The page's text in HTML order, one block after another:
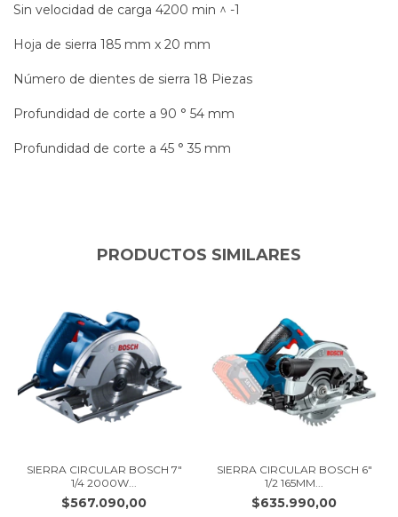
Sin velocidad de carga 4200 min ^ -1
Hoja de sierra 185 mm x 20 mm
Número de dientes de sierra 18 Piezas
Profundidad de corte a 90 ° 54 mm
Profundidad de corte a 45 ° 35 mm
PRODUCTOS SIMILARES
SIERRA CIRCULAR BOSCH 7"
1/4 2000W...
$567.090,00
SIERRA CIRCULAR BOSCH 6"
1/2 165MM...
$635.990,00